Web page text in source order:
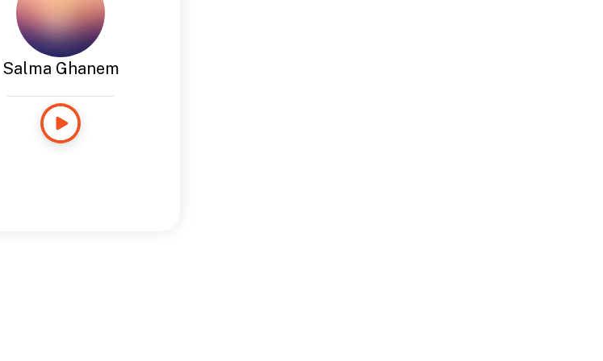
Salma Ghanem